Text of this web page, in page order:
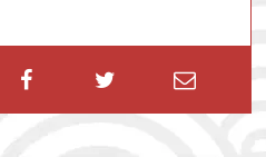
FacebookTwitterEnviar
por